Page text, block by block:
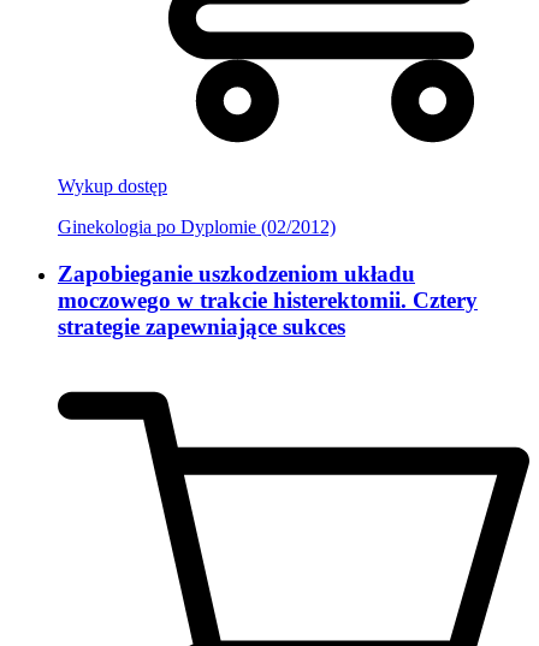
Wykup dostęp
Ginekologia po Dyplomie (02/2012)
Zapobieganie uszkodzeniom układu
moczowego w trakcie histerektomii. Cztery
strategie zapewniające sukces